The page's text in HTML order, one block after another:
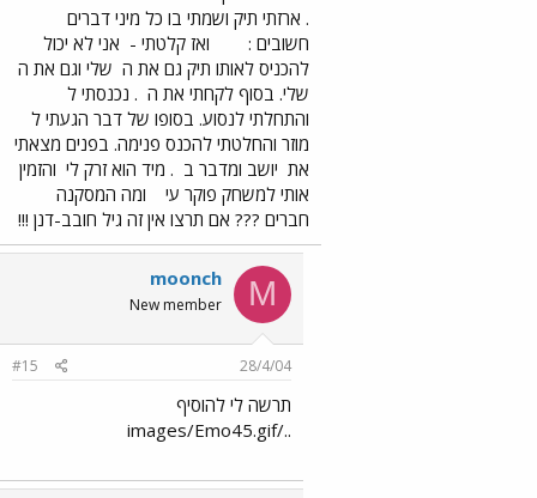
. ארזתי תיק ושמתי בו כל מיני דברים
חשובים :
ואז קלטתי - אני לא יכול
להכניס לאותו תיק גם את ה שלי וגם את ה
שלי. בסוף לקחתי את ה . נכנסתי ל
והתחלתי לנסוע. בסופו של דבר הגעתי ל
מוזר והחלטתי להכנס פנימה. בפנים מצאתי
את יושב ומדבר ב . מיד הוא זרק לי והזמין
אותי למשחק פוקר עי
ומה המסקנה
חברים ??? אם תרצו אין זה גיל חובב-דנן !!!
M
moonch
New member
28/4/04
#15
תרשה לי להוסיף
../images/Emo45.gif